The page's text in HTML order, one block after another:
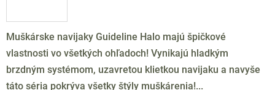
Muškárske navijaky Guideline Halo majú špičkové
vlastnosti vo všetkých ohľadoch! Vynikajú hladkým
brzdným systémom, uzavretou klietkou navijaku a navyše
táto séria pokrýva všetky štýly muškárenia!...